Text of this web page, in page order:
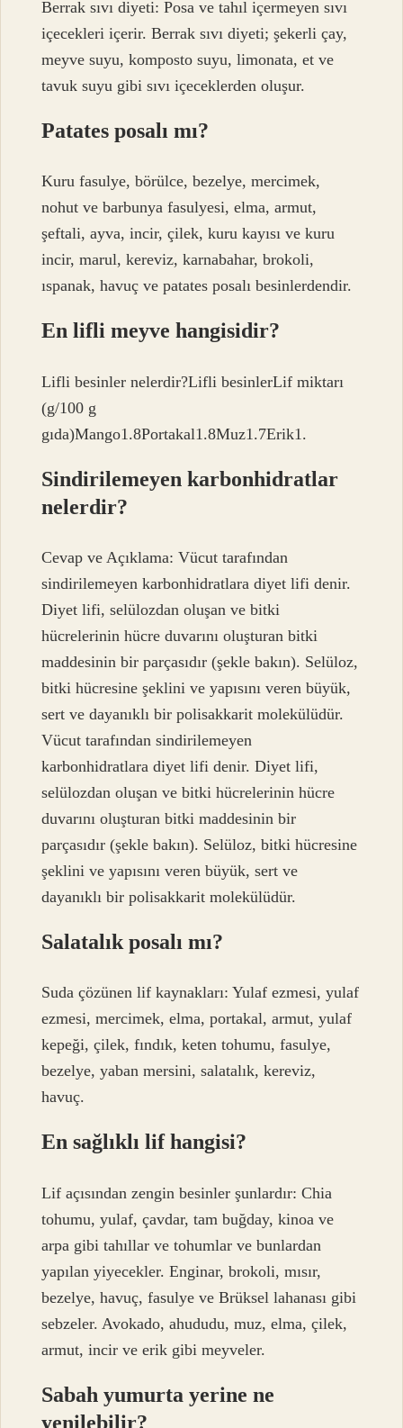
Berrak sıvı diyeti: Posa ve tahıl içermeyen sıvı
içecekleri içerir. Berrak sıvı diyeti; şekerli çay,
meyve suyu, komposto suyu, limonata, et ve
tavuk suyu gibi sıvı içeceklerden oluşur.
Patates posalı mı?
Kuru fasulye, börülce, bezelye, mercimek,
nohut ve barbunya fasulyesi, elma, armut,
şeftali, ayva, incir, çilek, kuru kayısı ve kuru
incir, marul, kereviz, karnabahar, brokoli,
ıspanak, havuç ve patates posalı besinlerdendir.
En lifli meyve hangisidir?
Lifli besinler nelerdir?Lifli besinlerLif miktarı
(g/100 g
gıda)Mango1.8Portakal1.8Muz1.7Erik1.
Sindirilemeyen karbonhidratlar
nelerdir?
Cevap ve Açıklama: Vücut tarafından
sindirilemeyen karbonhidratlara diyet lifi denir.
Diyet lifi, selülozdan oluşan ve bitki
hücrelerinin hücre duvarını oluşturan bitki
maddesinin bir parçasıdır (şekle bakın). Selüloz,
bitki hücresine şeklini ve yapısını veren büyük,
sert ve dayanıklı bir polisakkarit molekülüdür.
Vücut tarafından sindirilemeyen
karbonhidratlara diyet lifi denir. Diyet lifi,
selülozdan oluşan ve bitki hücrelerinin hücre
duvarını oluşturan bitki maddesinin bir
parçasıdır (şekle bakın). Selüloz, bitki hücresine
şeklini ve yapısını veren büyük, sert ve
dayanıklı bir polisakkarit molekülüdür.
Salatalık posalı mı?
Suda çözünen lif kaynakları: Yulaf ezmesi, yulaf
ezmesi, mercimek, elma, portakal, armut, yulaf
kepeği, çilek, fındık, keten tohumu, fasulye,
bezelye, yaban mersini, salatalık, kereviz,
havuç.
En sağlıklı lif hangisi?
Lif açısından zengin besinler şunlardır: Chia
tohumu, yulaf, çavdar, tam buğday, kinoa ve
arpa gibi tahıllar ve tohumlar ve bunlardan
yapılan yiyecekler. Enginar, brokoli, mısır,
bezelye, havuç, fasulye ve Brüksel lahanası gibi
sebzeler. Avokado, ahududu, muz, elma, çilek,
armut, incir ve erik gibi meyveler.
Sabah yumurta yerine ne
yenilebilir?